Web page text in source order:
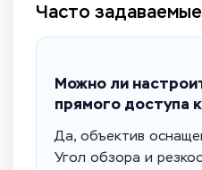
Часто
Можно ли
прямого доступа
Да, объектив
Угол обзора и